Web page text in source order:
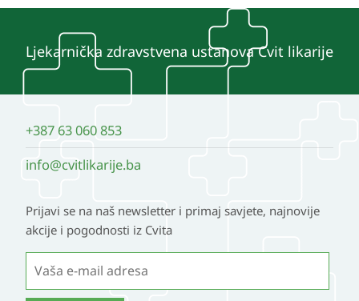
Ljekarnička zdravstvena ustanova Cvit likarije
+387 63 060 853
info@cvitlikarije.ba
Prijavi se na naš newsletter i primaj savjete, najnovije
akcije i pogodnosti iz Cvita